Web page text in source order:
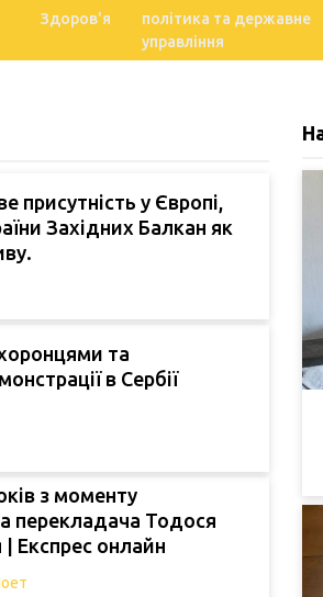
Здоров'я
політика та державне
управління
присутність у Європі,
Західних Балкан як
та
в Сербії
з моменту
перекладача Тодося
Експрес онлайн